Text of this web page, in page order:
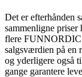
Det er efterhånden
sammenligne
flere FUNNORDIC
salgsværdien på en
og yderligere også
gange garantere